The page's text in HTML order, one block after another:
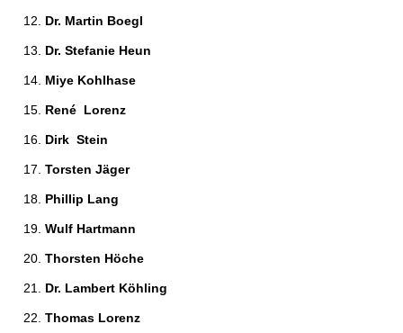
Dr. Martin Boegl
Dr. Stefanie Heun
Miye Kohlhase
René  Lorenz
Dirk  Stein
Torsten Jäger
Phillip Lang
Wulf Hartmann
Thorsten Höche
Dr. Lambert Köhling
Thomas Lorenz